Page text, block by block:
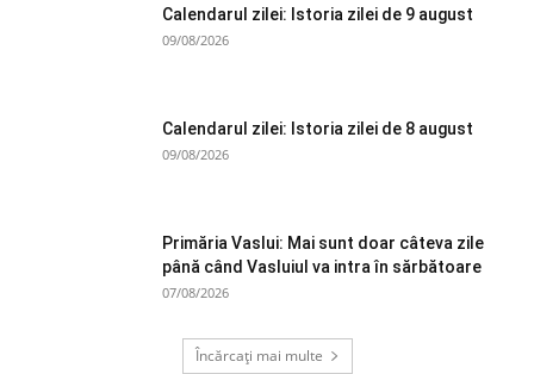
Calendarul zilei: Istoria zilei de 9 august
09/08/2026
Calendarul zilei: Istoria zilei de 8 august
09/08/2026
Primăria Vaslui: Mai sunt doar câteva zile
până când Vasluiul va intra în sărbătoare
07/08/2026
Încărcați mai multe